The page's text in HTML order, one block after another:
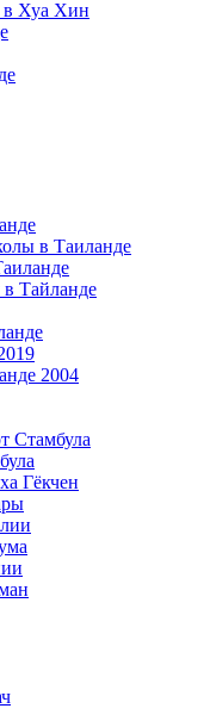
в Хуа Хин
в Таиланде
Тайланде
2004
Стамбула
Гёкчен